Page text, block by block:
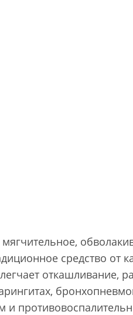
мягчительное,
средство от
откашливание,
и